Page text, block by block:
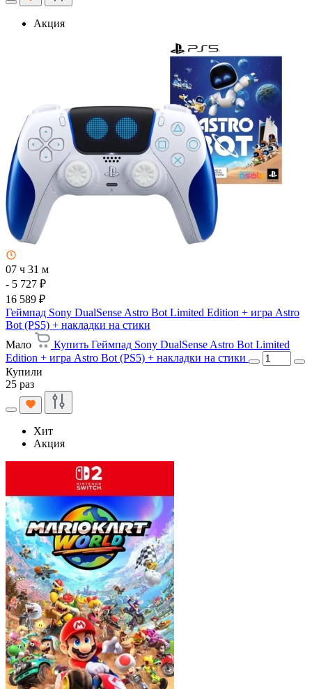
Акция
07 ч 31 м
- 5 727 ₽
16 589 ₽
Геймпад Sony DualSense Astro Bot Limited Edition + игра Astro
Bot (PS5) + накладки на стики
Мало
Купить Геймпад Sony DualSense Astro Bot Limited
Edition + игра Astro Bot (PS5) + накладки на стики
Купили
25 раз
Хит
Акция